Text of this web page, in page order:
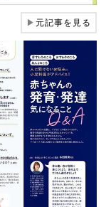
▶元記事を見る